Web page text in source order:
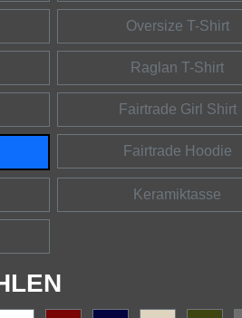
Oversize T-Shirt
Raglan T-Shirt
Fairtrade Girl Shirt
Fairtrade Hoodie
Keramiktasse